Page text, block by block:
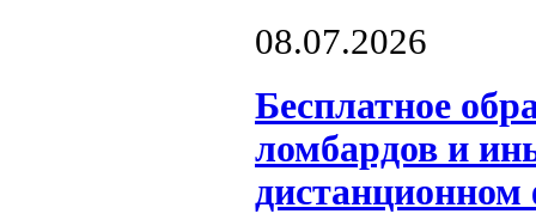
08.07.2026
Бесплатное
ломбардов и
дистанционном